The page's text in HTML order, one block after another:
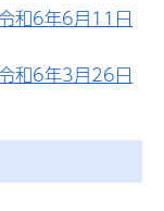
和6年6月11日
和6年3月26日